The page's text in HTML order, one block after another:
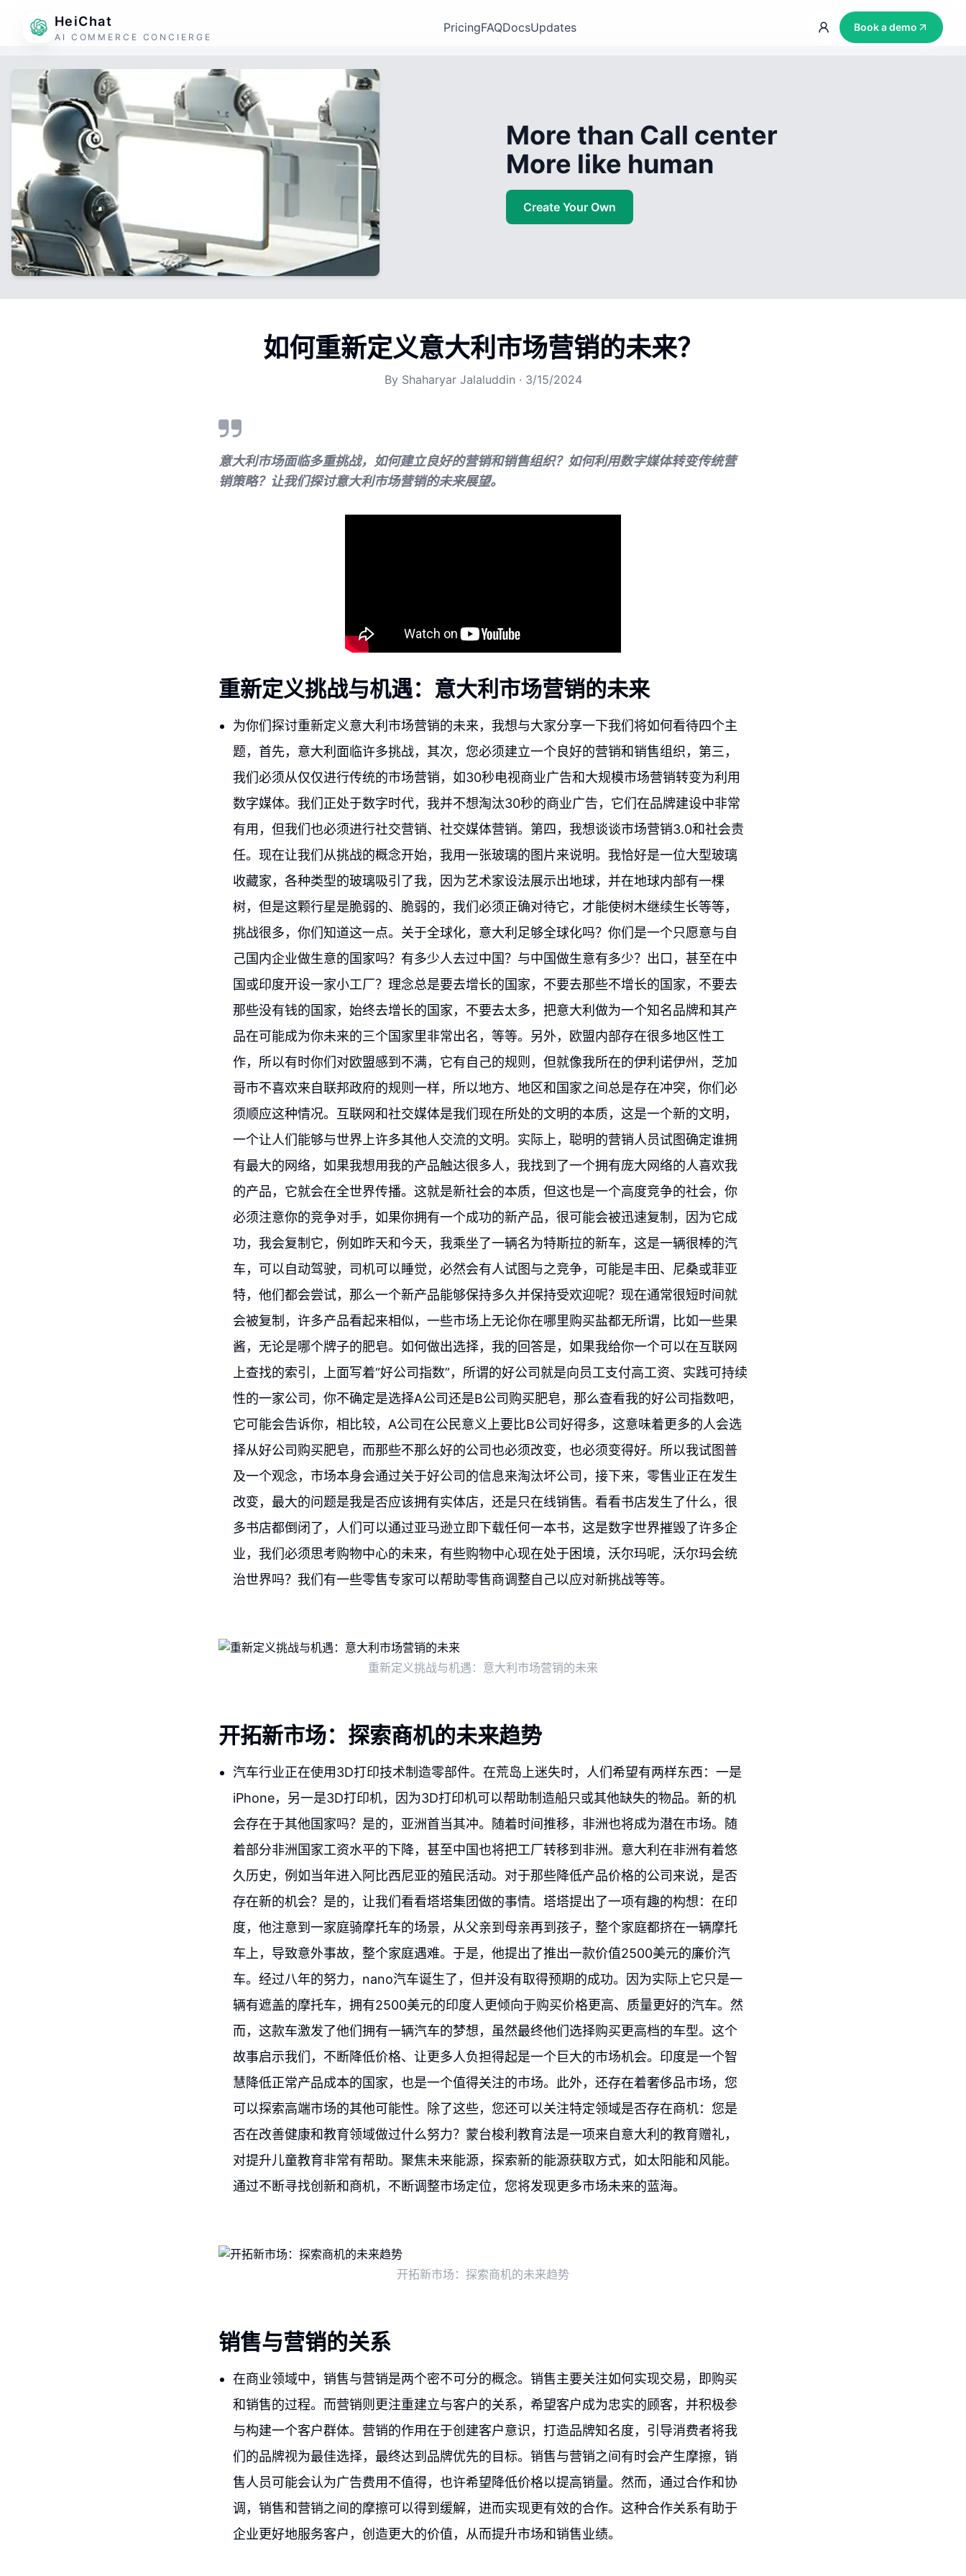
HeiChat
AI COMMERCE CONCIERGE
PricingFAQDocsUpdates Book a demo
More than Call center
More like human
Create Your Own
如何重新定义意大利市场营销的未来？
By Shaharyar Jalaluddin · 3/15/2024
意大利市场面临多重挑战，如何建立良好的营销和销售组织？如何利用数字媒体转变传统营
销策略？让我们探讨意大利市场营销的未来展望。
重新定义挑战与机遇：意大利市场营销的未来
为你们探讨重新定义意大利市场营销的未来，我想与大家分享一下我们将如何看待四个主
题，首先，意大利面临许多挑战，其次，您必须建立一个良好的营销和销售组织，第三，
我们必须从仅仅进行传统的市场营销，如30秒电视商业广告和大规模市场营销转变为利用
数字媒体。我们正处于数字时代，我并不想淘汰30秒的商业广告，它们在品牌建设中非常
有用，但我们也必须进行社交营销、社交媒体营销。第四，我想谈谈市场营销3.0和社会责
任。现在让我们从挑战的概念开始，我用一张玻璃的图片来说明。我恰好是一位大型玻璃
收藏家，各种类型的玻璃吸引了我，因为艺术家设法展示出地球，并在地球内部有一棵
树，但是这颗行星是脆弱的、脆弱的，我们必须正确对待它，才能使树木继续生长等等，
挑战很多，你们知道这一点。关于全球化，意大利足够全球化吗？你们是一个只愿意与自
己国内企业做生意的国家吗？有多少人去过中国？与中国做生意有多少？出口，甚至在中
国或印度开设一家小工厂？理念总是要去增长的国家，不要去那些不增长的国家，不要去
那些没有钱的国家，始终去增长的国家，不要去太多，把意大利做为一个知名品牌和其产
品在可能成为你未来的三个国家里非常出名，等等。另外，欧盟内部存在很多地区性工
作，所以有时你们对欧盟感到不满，它有自己的规则，但就像我所在的伊利诺伊州，芝加
哥市不喜欢来自联邦政府的规则一样，所以地方、地区和国家之间总是存在冲突，你们必
须顺应这种情况。互联网和社交媒体是我们现在所处的文明的本质，这是一个新的文明，
一个让人们能够与世界上许多其他人交流的文明。实际上，聪明的营销人员试图确定谁拥
有最大的网络，如果我想用我的产品触达很多人，我找到了一个拥有庞大网络的人喜欢我
的产品，它就会在全世界传播。这就是新社会的本质，但这也是一个高度竞争的社会，你
必须注意你的竞争对手，如果你拥有一个成功的新产品，很可能会被迅速复制，因为它成
功，我会复制它，例如昨天和今天，我乘坐了一辆名为特斯拉的新车，这是一辆很棒的汽
车，可以自动驾驶，司机可以睡觉，必然会有人试图与之竞争，可能是丰田、尼桑或菲亚
特，他们都会尝试，那么一个新产品能够保持多久并保持受欢迎呢？现在通常很短时间就
会被复制，许多产品看起来相似，一些市场上无论你在哪里购买盐都无所谓，比如一些果
酱，无论是哪个牌子的肥皂。如何做出选择，我的回答是，如果我给你一个可以在互联网
上查找的索引，上面写着“好公司指数”，所谓的好公司就是向员工支付高工资、实践可持续
性的一家公司，你不确定是选择A公司还是B公司购买肥皂，那么查看我的好公司指数吧，
它可能会告诉你，相比较，A公司在公民意义上要比B公司好得多，这意味着更多的人会选
择从好公司购买肥皂，而那些不那么好的公司也必须改变，也必须变得好。所以我试图普
及一个观念，市场本身会通过关于好公司的信息来淘汰坏公司，接下来，零售业正在发生
改变，最大的问题是我是否应该拥有实体店，还是只在线销售。看看书店发生了什么，很
多书店都倒闭了，人们可以通过亚马逊立即下载任何一本书，这是数字世界摧毁了许多企
业，我们必须思考购物中心的未来，有些购物中心现在处于困境，沃尔玛呢，沃尔玛会统
治世界吗？我们有一些零售专家可以帮助零售商调整自己以应对新挑战等等。
重新定义挑战与机遇：意大利市场营销的未来
开拓新市场：探索商机的未来趋势
汽车行业正在使用3D打印技术制造零部件。在荒岛上迷失时，人们希望有两样东西：一是
iPhone，另一是3D打印机，因为3D打印机可以帮助制造船只或其他缺失的物品。新的机
会存在于其他国家吗？是的，亚洲首当其冲。随着时间推移，非洲也将成为潜在市场。随
着部分非洲国家工资水平的下降，甚至中国也将把工厂转移到非洲。意大利在非洲有着悠
久历史，例如当年进入阿比西尼亚的殖民活动。对于那些降低产品价格的公司来说，是否
存在新的机会？是的，让我们看看塔塔集团做的事情。塔塔提出了一项有趣的构想：在印
度，他注意到一家庭骑摩托车的场景，从父亲到母亲再到孩子，整个家庭都挤在一辆摩托
车上，导致意外事故，整个家庭遇难。于是，他提出了推出一款价值2500美元的廉价汽
车。经过八年的努力，nano汽车诞生了，但并没有取得预期的成功。因为实际上它只是一
辆有遮盖的摩托车，拥有2500美元的印度人更倾向于购买价格更高、质量更好的汽车。然
而，这款车激发了他们拥有一辆汽车的梦想，虽然最终他们选择购买更高档的车型。这个
故事启示我们，不断降低价格、让更多人负担得起是一个巨大的市场机会。印度是一个智
慧降低正常产品成本的国家，也是一个值得关注的市场。此外，还存在着奢侈品市场，您
可以探索高端市场的其他可能性。除了这些，您还可以关注特定领域是否存在商机：您是
否在改善健康和教育领域做过什么努力？蒙台梭利教育法是一项来自意大利的教育赠礼，
对提升儿童教育非常有帮助。聚焦未来能源，探索新的能源获取方式，如太阳能和风能。
通过不断寻找创新和商机，不断调整市场定位，您将发现更多市场未来的蓝海。
开拓新市场：探索商机的未来趋势
销售与营销的关系
在商业领域中，销售与营销是两个密不可分的概念。销售主要关注如何实现交易，即购买
和销售的过程。而营销则更注重建立与客户的关系，希望客户成为忠实的顾客，并积极参
与构建一个客户群体。营销的作用在于创建客户意识，打造品牌知名度，引导消费者将我
们的品牌视为最佳选择，最终达到品牌优先的目标。销售与营销之间有时会产生摩擦，销
售人员可能会认为广告费用不值得，也许希望降低价格以提高销量。然而，通过合作和协
调，销售和营销之间的摩擦可以得到缓解，进而实现更有效的合作。这种合作关系有助于
企业更好地服务客户，创造更大的价值，从而提升市场和销售业绩。